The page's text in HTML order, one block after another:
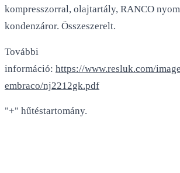
kompresszorral, olajtartály, RANCO
kondenzáror. Összeszerelt.
További
információ: https://www.resluk.com/
embraco/nj2212gk.pdf
"+" hűtéstartomány.